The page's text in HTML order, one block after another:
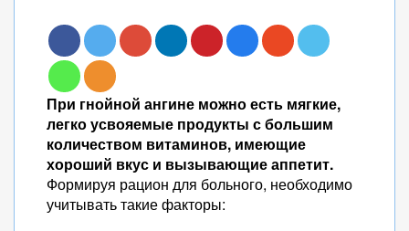
При гнойной ангине можно есть мягкие,
легко усвояемые продукты с большим
количеством витаминов, имеющие
хороший вкус и вызывающие аппетит.
Формируя рацион для больного, необходимо
учитывать такие факторы: